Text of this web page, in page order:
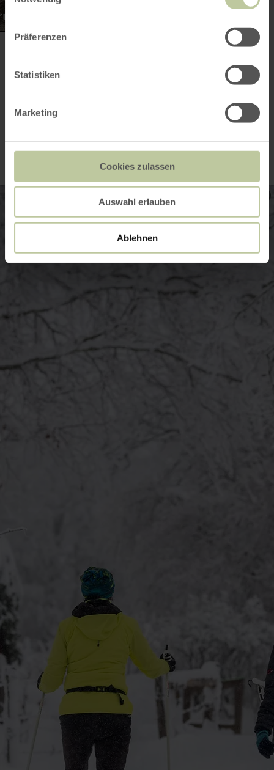
Präferenzen
Statistiken
Marketing
Cookies zulassen
Auswahl erlauben
Ablehnen
Actuele
sneeuwhoogte in
de Eifel